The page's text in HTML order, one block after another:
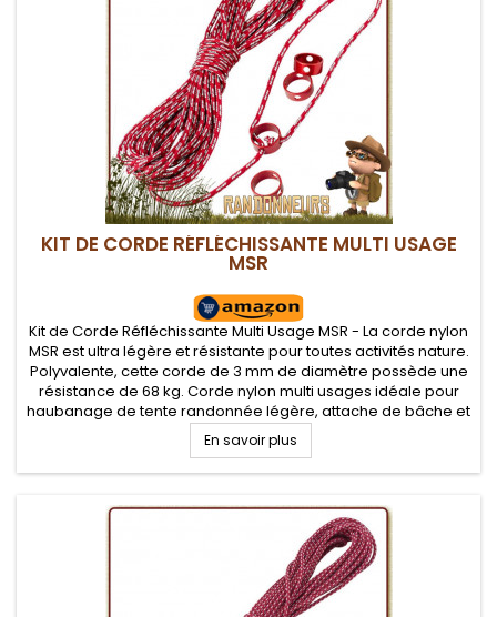
KIT DE CORDE RÉFLÉCHISSANTE MULTI USAGE
MSR
Kit de Corde Réfléchissante Multi Usage MSR - La corde nylon
MSR est ultra légère et résistante pour toutes activités nature.
Polyvalente, cette corde de 3 mm de diamètre possède une
résistance de 68 kg. Corde nylon multi usages idéale pour
haubanage de tente randonnée légère, attache de bâche et
tarp
En savoir plus